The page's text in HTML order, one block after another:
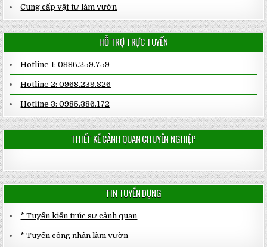
Cung cấp vật tư làm vườn
HỖ TRỢ TRỰC TUYẾN
Hotline 1: 0886.259.759
Hotline 2: 0968.239.826
Hotline 3: 0985.386.172
THIẾT KẾ CẢNH QUAN CHUYÊN NGHIỆP
TIN TUYỂN DỤNG
* Tuyển kiến trúc sư cảnh quan
* Tuyển công nhân làm vườn